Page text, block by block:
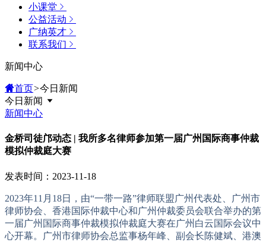
小课堂
公益活动
广纳英才
联系我们
新闻中心
首页>今日新闻
今日新闻
新闻中心
金桥司徒邝动态 | 我所多名律师参加第一届广州国际商事仲裁
模拟仲裁庭大赛
发表时间：2023-11-18
2023年11月18日，由“一带一路”律师联盟广州代表处、广州市
律师协会、香港国际仲裁中心和广州仲裁委员会联合举办的第
一届广州国际商事仲裁模拟仲裁庭大赛在广州白云国际会议中
心开幕。广州市律师协会总监事杨年峰、副会长陈健斌、港澳